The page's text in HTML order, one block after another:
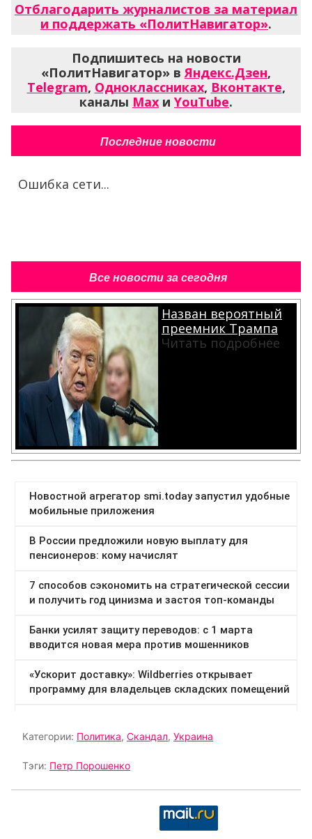
Отблагодарить журналистов за материал
и поддержать «ПолитНавигатор».
Подпишитесь на новости
«ПолитНавигатор» вЯндекс.Дзен,
Telegram, Одноклассниках, Вконтакте,
каналы Max и YouTube.
Последние новости
Ошибка сети...
Все новости за сегодня
Назван вероятный
преемник Трампа
Читать подробнее
Категории: Политика, Скандал, Украина
Тэги: Петр Порошенко